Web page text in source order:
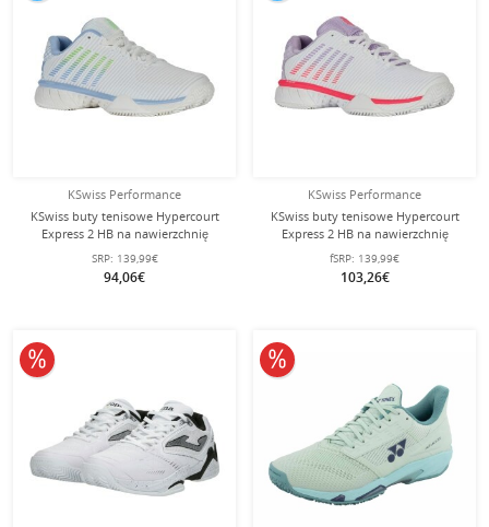
KSwiss Performance
KSwiss buty tenisowe Hypercourt
Express 2 HB na nawierzchnię
ceglaną/piaskową 2025
białe/niebieskie/zielone damskie
SRP: 139,99€
94,06€
KSwiss Performance
KSwiss buty tenisowe Hypercourt
Express 2 HB na nawierzchnię
ceglaną/błotnistą
białe/orchidowe/różowe damskie
fSRP: 139,99€
103,26€
10% obniżone 10% obniżone